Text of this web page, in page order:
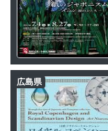
広島県